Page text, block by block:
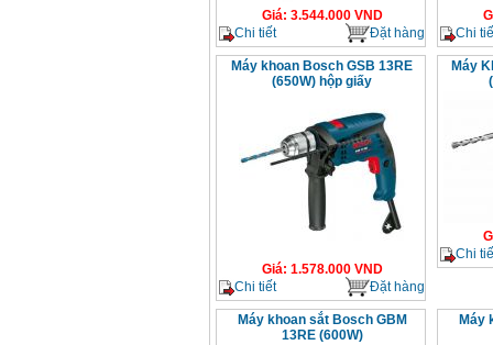
Giá: 3.544.000VND
Chi tiết
Đặt hàng
Chi
Máy khoan Bosch GSB 13RE
(650W) hộp giấy
Giá: 1.578.000VND
Chi tiết
Đặt hàng
Máy
Chi
Máy khoan sắt Bosch GBM
13RE (600W)
Máy